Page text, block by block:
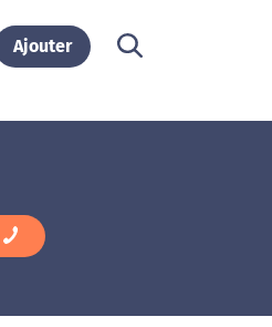
Ajouter